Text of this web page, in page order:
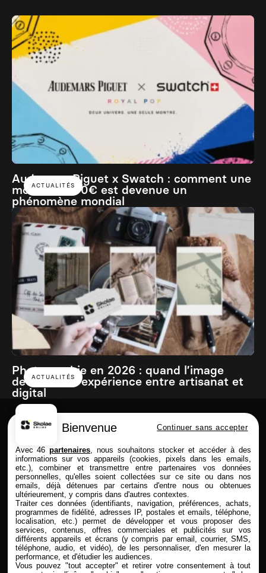
ACTUALITÉS
Audemars Piguet x Swatch : comment une
montre à 400€ est devenue un
phénomène mondial
ACTUALITÉS
Photographie en 2026 : quand l’image
devient une expérience entre artisanat et
digital
FORMATIONS
Commerce & Achat
Design & Photo
Comptabilité & Finance
Immobilier
Marketing & Communication
RH
SKOLAE ONLINE
Présentation
Enseignement à distance
Admission & Financement
Alternance & entreprise
Rythmes & contrats
Entreprises partenaires
Continuer sans accepter
Bienvenue
Avec 46partenaires , nous souhaitons stocker et accéder à des
informations sur vos appareils (cookies, pixels dans les emails,
etc.), combiner et transmettre entre partenaires vos données
personnelles, qu'elles soient collectées sur ce site ou dans nos
emails, déjà détenues par certains d'entre nous ou obtenues
ultérieurement, y compris dans d'autres contextes.
Traiter ces données (identifiants, navigation, préférences, achats,
programmes de fidélité, adresses IP, postales et emails, téléphone,
localisation, etc.) permet de développer et vous proposer des
services, contenus, offres commerciales et publicités sur vos
différents appareils et écrans (y compris par email, courrier, SMS,
téléphone, audio, et vidéo), de les personnaliser, d'en mesurer la
performance, et d'étudier les audiences.
Vous pouvez "tout accepter" et retirer votre consentement à tout